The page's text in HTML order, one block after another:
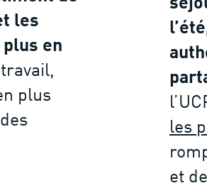
les
en
plus
les
et